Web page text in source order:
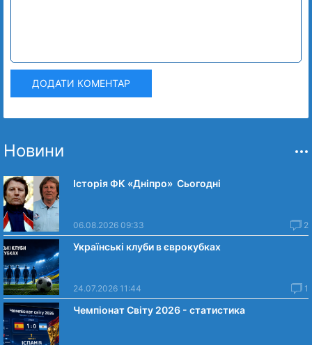
ДОДАТИ КОМЕНТАР
Новини
Історія ФК «Дніпро» Сьогодні
06.08.2026 09:33 2
Українські клуби в єврокубках
24.07.2026 11:44 1
Чемпіонат Світу 2026 - статистика